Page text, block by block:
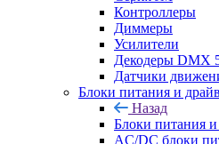
Контроллеры
Диммеры
Усилители
Декодеры DMX
Датчики
Блоки питания и
Назад
Блоки питания
AC/DC блоки